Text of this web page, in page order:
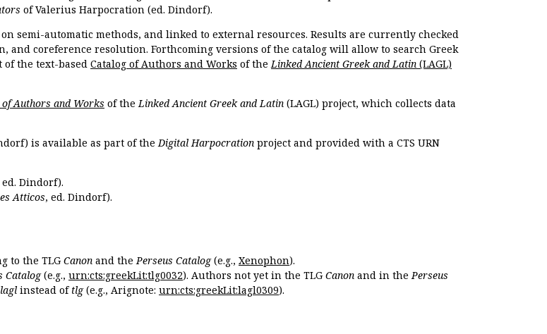
of Valerius Harpocration (ed. Dindorf).
semi-automatic methods, and linked to external resources. Results are currently checked
coreference resolution. Forthcoming versions of the catalog will allow to search Greek
the text-based Catalog of Authors and Works of the Linked Ancient Greek and Latin (LAGL)
of Authors and Works of the Linked Ancient Greek and Latin (LAGL) project, which collects data
is available as part of the Digital Harpocration project and provided with a CTS URN
ed. Dindorf).
Atticos, ed. Dindorf).
to the TLG Canon and thePerseus Catalog(e.g., Xenophon).
Catalog(e.g., urn:cts:greekLit:tlg0032). Authors not yet in the TLG Canon and in thePerseus
lagl instead of tlg(e.g., Arignote: urn:cts:greekLit:lagl0309).